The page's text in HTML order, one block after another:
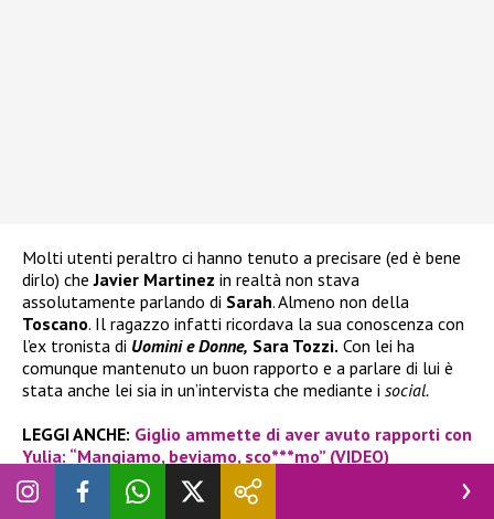
Molti utenti peraltro ci hanno tenuto a precisare (ed è bene
dirlo) cheJavier Martinez in realtà non stava
assolutamente parlando di Sarah. Almeno non della
Toscano. Il ragazzo infatti ricordava la sua conoscenza con
l’ex tronista di Uomini e Donne, Sara Tozzi. Con lei ha
comunque mantenuto un buon rapporto e a parlare di lui è
stata anche lei sia in un’intervista che mediante i social.
LEGGI ANCHE: Giglio ammette di aver avuto rapporti con
Yulia: “Mangiamo, beviamo, sco***mo” (VIDEO)
Dunque per chi si stesse facendo castelli per aria e magari